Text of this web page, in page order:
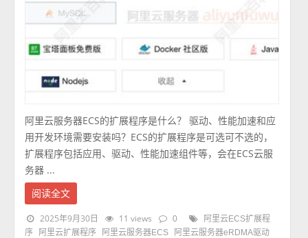
阿里云服务器ECS的扩展程序是什么？ 驱动、性能加速和应
用开发环境需要安装吗？ECS的扩展程序是可选可不选的，
扩展程序包括应用、驱动、性能加速组件等，会在ECS云服
务器 ...
阅读全文
2025年9月30日 11 views 0
阿里云ECS扩展程
序
阿里云扩展程序 阿里云服务器ECS
阿里云服务器eRDMA驱动